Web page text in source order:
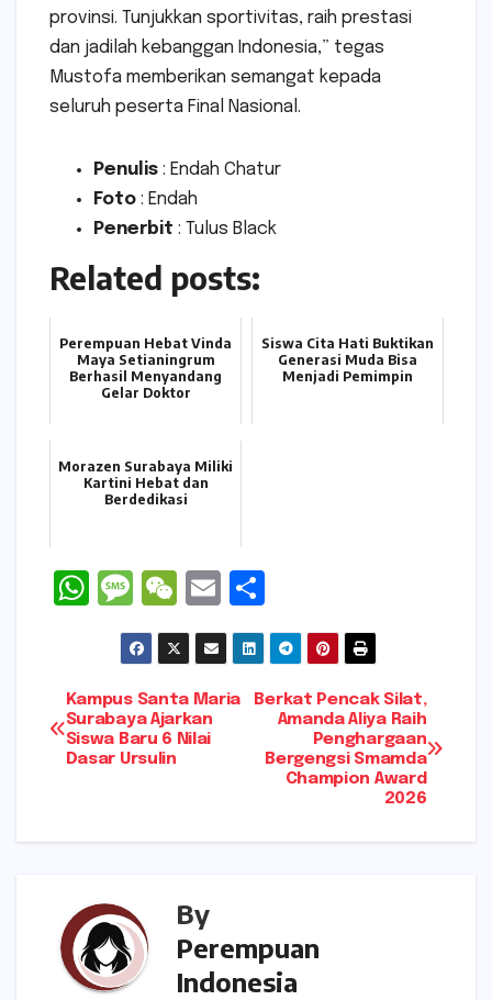
provinsi. Tunjukkan sportivitas, raih prestasi
dan jadilah kebanggan Indonesia,” tegas
Mustofa memberikan semangat kepada
seluruh peserta Final Nasional.
Penulis : Endah Chatur
Foto : Endah
Penerbit : Tulus Black
Related posts:
Perempuan Hebat Vinda
Maya Setianingrum
Berhasil Menyandang
Gelar Doktor
Siswa Cita Hati Buktikan
Generasi Muda Bisa
Menjadi Pemimpin
Morazen Surabaya Miliki
Kartini Hebat dan
Berdedikasi
W
ts
A
p
M
e
s
s
a
g
W
e
C
h
a
E
m
ai
l
h
ar
e
Navigasi
pos
Berkat Pencak Silat,
Amanda Aliya Raih
Penghargaan
Bergengsi Smamda
Champion Award
2026
Kampus Santa Maria
Surabaya Ajarkan
Siswa Baru 6 Nilai
Dasar Ursulin
By
Perempuan
Indonesia